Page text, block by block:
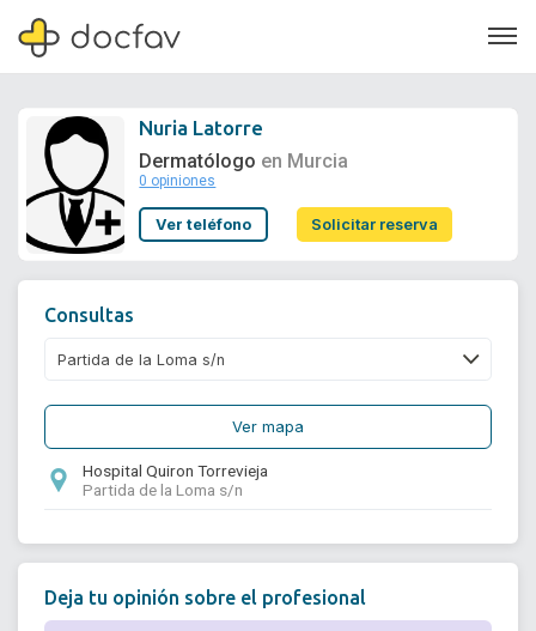
Soporte
Nuria Latorre
Dermatólogo en Murcia
0 opiniones
Ver teléfono Solicitar reserva
Consultas
Ver mapa
Hospital Quiron Torrevieja
Partida de la Loma s/n
Deja tu opinión sobre el profesional